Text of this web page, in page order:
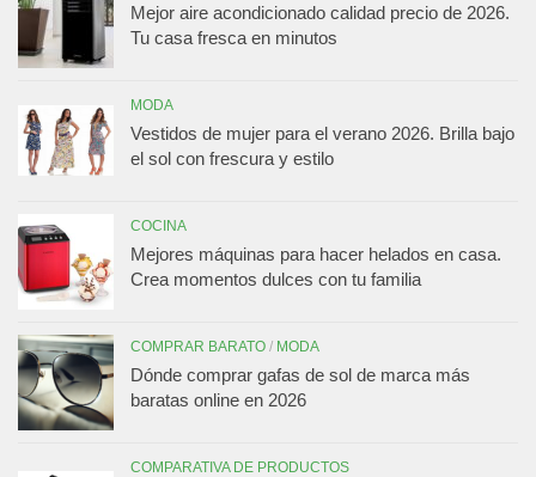
Mejor aire acondicionado calidad precio de 2026.
Tu casa fresca en minutos
MODA
Vestidos de mujer para el verano 2026. Brilla bajo
el sol con frescura y estilo
COCINA
Mejores máquinas para hacer helados en casa.
Crea momentos dulces con tu familia
COMPRAR BARATO / MODA
Dónde comprar gafas de sol de marca más
baratas online en 2026
COMPARATIVA DE PRODUCTOS